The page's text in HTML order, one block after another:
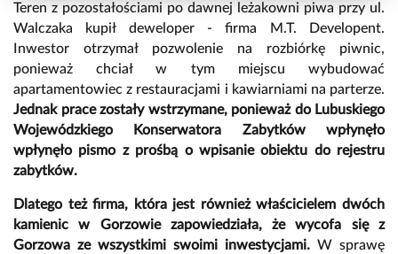
Teren z pozostałościami po dawnej leżakowni piwa przy ul.
Walczaka kupił deweloper - firma M.T. Developent.
Inwestor otrzymał pozwolenie na rozbiórkę piwnic,
ponieważ chciał w tym miejscu wybudować
apartamentowiec z restauracjami i kawiarniami na parterze.
Jednak prace zostały wstrzymane, ponieważ do Lubuskiego
Wojewódzkiego Konserwatora Zabytków wpłynęło
wpłynęło pismo z prośbą o wpisanie obiektu do rejestru
zabytków.
Dlatego też firma, która jest również właścicielem dwóch
kamienic w Gorzowie zapowiedziała, że wycofa się z
Gorzowa ze wszystkimi swoimi inwestycjami. W sprawę